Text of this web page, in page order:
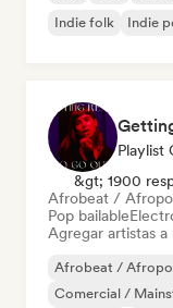
Indie folk
Indie
Playlist
&gt; 1900
Afrobeat /
Pop bailable
Agregar artistas
Afrobeat /
Comercial /